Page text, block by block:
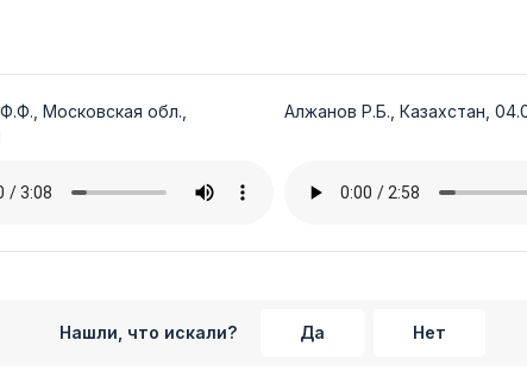
Московская обл.,
Алжанов Р.Б., Казахстан,
Нашли, что искали? Да Нет